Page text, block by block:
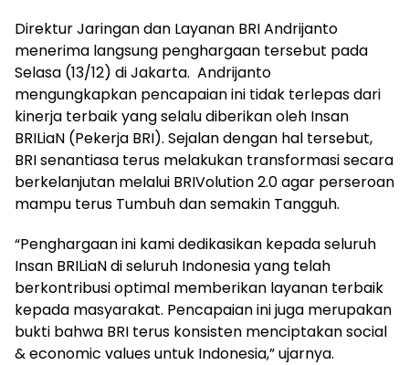
Direktur Jaringan dan Layanan BRI Andrijanto
menerima langsung penghargaan tersebut pada
Selasa (13/12) di Jakarta. Andrijanto
mengungkapkan pencapaian ini tidak terlepas dari
kinerja terbaik yang selalu diberikan oleh Insan
BRILiaN (Pekerja BRI). Sejalan dengan hal tersebut,
BRI senantiasa terus melakukan transformasi secara
berkelanjutan melalui BRIVolution 2.0 agar perseroan
mampu terus Tumbuh dan semakin Tangguh.
“Penghargaan ini kami dedikasikan kepada seluruh
Insan BRILiaN di seluruh Indonesia yang telah
berkontribusi optimal memberikan layanan terbaik
kepada masyarakat. Pencapaian ini juga merupakan
bukti bahwa BRI terus konsisten menciptakan social
& economic values untuk Indonesia,” ujarnya.